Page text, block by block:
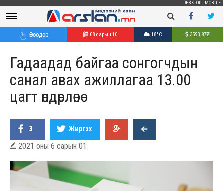
DESKTOP MOBILE
Өнөөдөр 08 сарын 10 18°C 3593.87₮
Гадаадад байгаа сонгогчдын
санал авах ажиллагаа 13.00
цагт өндөрлөнө
3 Жиргэх
 2021 оны 6 сарын 01